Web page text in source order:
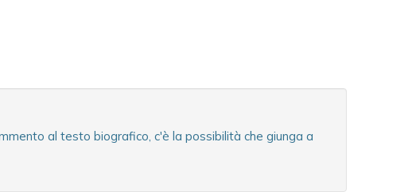
al testo biografico, c'è la possibilità che giunga a